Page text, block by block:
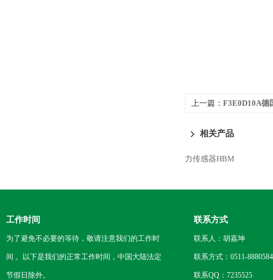
上一篇： F3E0D10A德
相关产品
力传感器HBM
工作时间
为了避免不必要的等待，敬请注意我们的工作时
间 。以下是我们的正常工作时间，中国大陆法定
节假日除外。
联系方式
联系人：胡嘉坤
联系方式：0511-
联系QQ：7235525